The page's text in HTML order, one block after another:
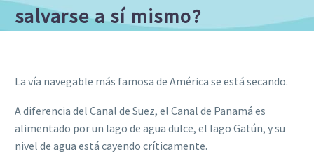
salvarse a sí mismo?
La vía navegable más famosa de América se está secando.
A diferencia del Canal de Suez, el Canal de Panamá es
alimentado por un lago de agua dulce, el lago Gatún, y su
nivel de agua está cayendo críticamente.